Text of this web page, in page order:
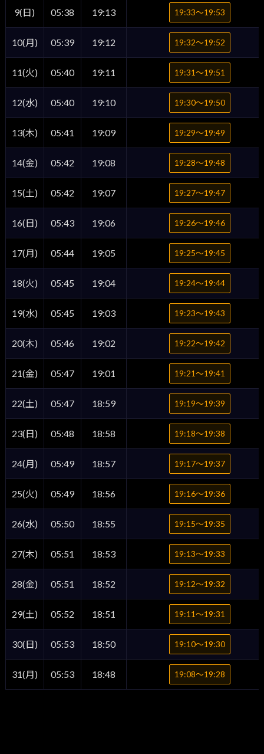
9(日) 05:38 19:13 19:33〜19:53
10(月) 05:39 19:12 19:32〜19:52
11(火) 05:40 19:11 19:31〜19:51
12(水) 05:40 19:10 19:30〜19:50
13(木) 05:41 19:09 19:29〜19:49
14(金) 05:42 19:08 19:28〜19:48
15(土) 05:42 19:07 19:27〜19:47
16(日) 05:43 19:06 19:26〜19:46
17(月) 05:44 19:05 19:25〜19:45
18(火) 05:45 19:04 19:24〜19:44
19(水) 05:45 19:03 19:23〜19:43
20(木) 05:46 19:02 19:22〜19:42
21(金) 05:47 19:01 19:21〜19:41
22(土) 05:47 18:59 19:19〜19:39
23(日) 05:48 18:58 19:18〜19:38
24(月) 05:49 18:57 19:17〜19:37
25(火) 05:49 18:56 19:16〜19:36
26(水) 05:50 18:55 19:15〜19:35
27(木) 05:51 18:53 19:13〜19:33
28(金) 05:51 18:52 19:12〜19:32
29(土) 05:52 18:51 19:11〜19:31
30(日) 05:53 18:50 19:10〜19:30
31(月) 05:53 18:48 19:08〜19:28